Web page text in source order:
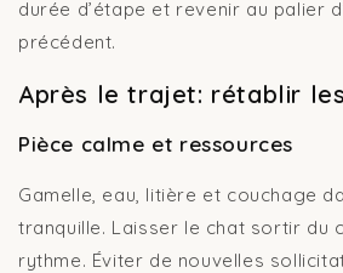
durée d’étape et revenir au palier
précédent.
Après le trajet: rétablir
Pièce calme et ressources
Gamelle, eau, litière et couchage
tranquille. Laisser le chat sortir du
rythme. Éviter de nouvelles